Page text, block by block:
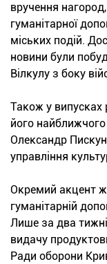
вручення
гуманітарної
міських подій.
новини були
Вілкулу з боку
Також у випусках
його
Олександр
управління
Окремий акцент
гуманітарній
Лише за два
видачу
Ради оборони